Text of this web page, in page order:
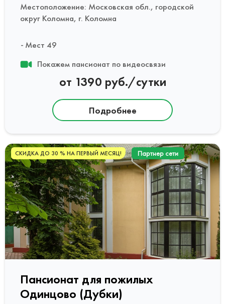
Местоположение: Московская обл., городской
округ Коломна, г. Коломна
Мест 49
Покажем пансионат по видеосвязи
от 1390 руб./сутки
Подробнее
СКИДКА ДО 30 % НА ПЕРВЫЙ МЕСЯЦ! Партнер сети
Пансионат для пожилых
Одинцово (Дубки)